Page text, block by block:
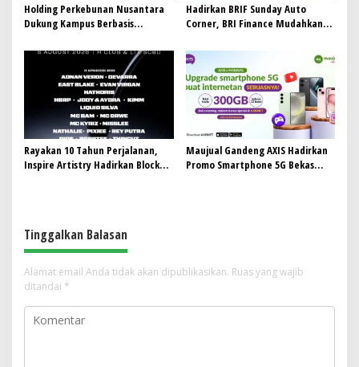
Holding Perkebunan Nusantara
Dukung Kampus Berbasis
Jadi Mahasiswa Angkatan
Pertama Magister ITSI
Hadirkan BRIF Sunday Auto
Corner, BRI Finance Mudahkan
Impian
Rayakan 10 Tahun Perjalanan,
Inspire Artistry Hadirkan Block
Maujual Gandeng AXIS Hadirkan
Promo Smartphone 5G Bekas
Tinggalkan Balasan
Alamat email Anda tidak akan dipublikasikan. Ruas yang wajib
ditandai *